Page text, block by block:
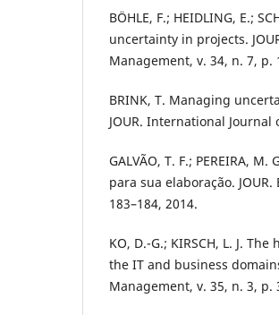
BÖHLE, F.; HEIDLING, E.;
uncertainty in projects.
Management, v. 34, n. 7, p.
BRINK, T. Managing
JOUR. International
GALVÃO, T. F.; PEREIRA,
para sua elaboração.
183–184, 2014.
KO, D.-G.; KIRSCH, L. J.
the IT and business
Management, v. 35, n. 3, p.